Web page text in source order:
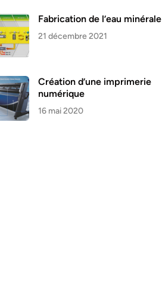
Fabrication de l’eau minérale
21 décembre 2021
Création d’une imprimerie
numérique
16 mai 2020